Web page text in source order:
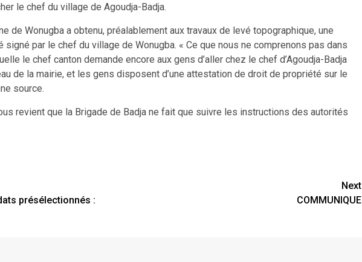
le chef du village de Agoudja-Badja.
de Wonugba a obtenu, préalablement aux travaux de levé topographique, une
par le chef du village de Wonugba. « Ce que nous ne comprenons pas dans
le chef canton demande encore aux gens d’aller chez le chef d’Agoudja-Badja
de la mairie, et les gens disposent d’une attestation de droit de propriété sur le
source.
revient que la Brigade de Badja ne fait que suivre les instructions des autorités
présélectionnés :
Next
COMMUNIQUE